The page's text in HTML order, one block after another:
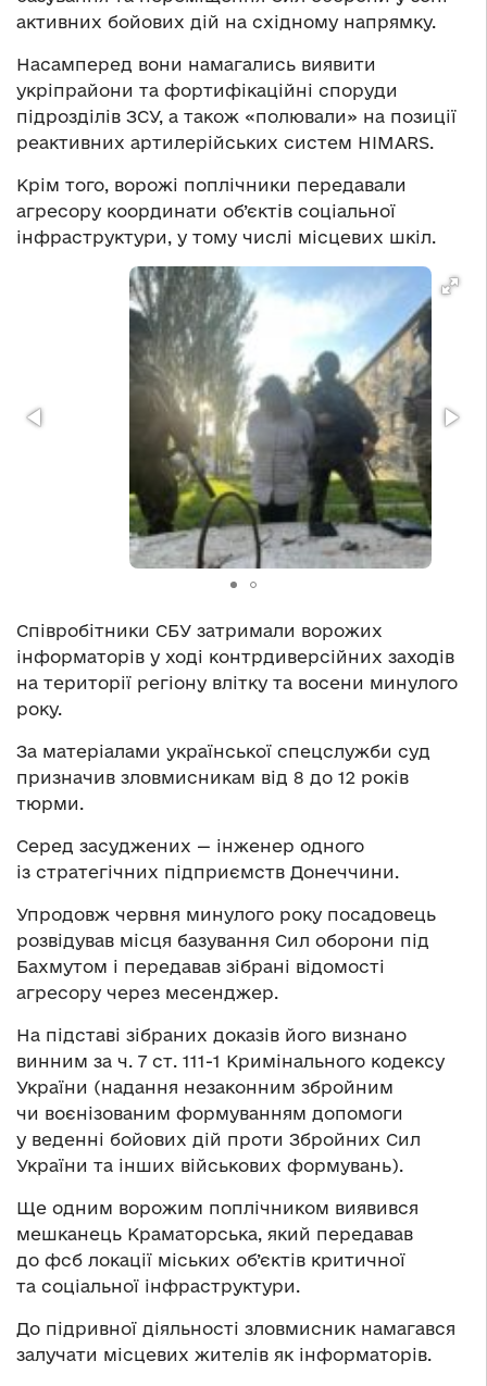
активних бойових дій на східному напрямку.
Насамперед вони намагались виявити
укріпрайони та фортифікаційні споруди
підрозділів ЗСУ, а також «полювали» на позиції
реактивних артилерійських систем HIMARS.
Крім того, ворожі поплічники передавали
агресору координати об’єктів соціальної
інфраструктури, у тому числі місцевих шкіл.
Співробітники СБУ затримали ворожих
інформаторів у ході контрдиверсійних заходів
на території регіону влітку та восени минулого
року.
За матеріалами української спецслужби суд
призначив зловмисникам від 8 до 12 років
тюрми.
Серед засуджених — інженер одного
із стратегічних підприємств Донеччини.
Упродовж червня минулого року посадовець
розвідував місця базування Сил оборони під
Бахмутом і передавав зібрані відомості
агресору через месенджер.
На підставі зібраних доказів його визнано
винним за ч. 7 ст. 111-1 Кримінального кодексу
України (надання незаконним збройним
чи воєнізованим формуванням допомоги
у веденні бойових дій проти Збройних Сил
України та інших військових формувань).
Ще одним ворожим поплічником виявився
мешканець Краматорська, який передавав
до фсб локації міських об’єктів критичної
та соціальної інфраструктури.
До підривної діяльності зловмисник намагався
залучати місцевих жителів як інформаторів.